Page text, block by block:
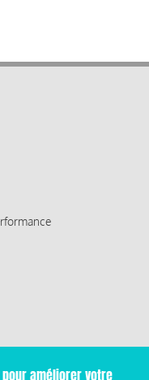
améliorer votre